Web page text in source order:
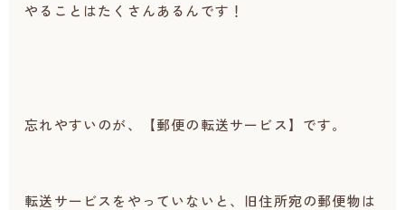
やることはたくさんあるんです！
忘れやすいのが、【郵便の転送サービス】です。
転送サービスをやっていないと、旧住所宛の郵便物は